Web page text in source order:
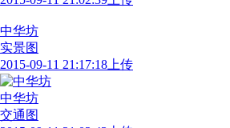
中华坊
实景图
2015-09-11 21:17:18上传
中华坊
交通图